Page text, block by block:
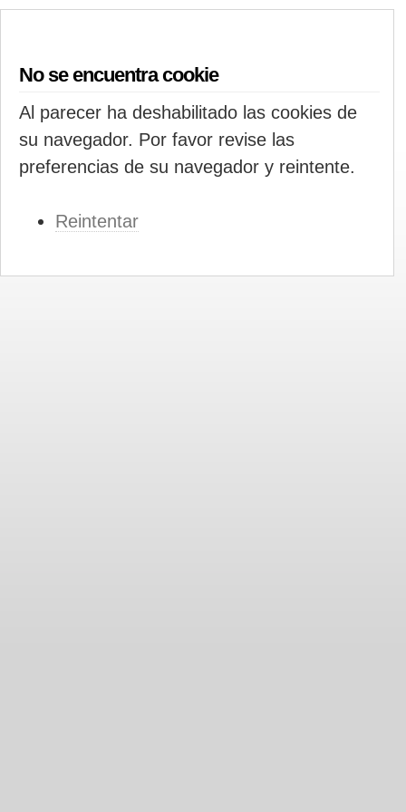
No se encuentra cookie
Al parecer ha deshabilitado las cookies de
su navegador. Por favor revise las
preferencias de su navegador y reintente.
Reintentar